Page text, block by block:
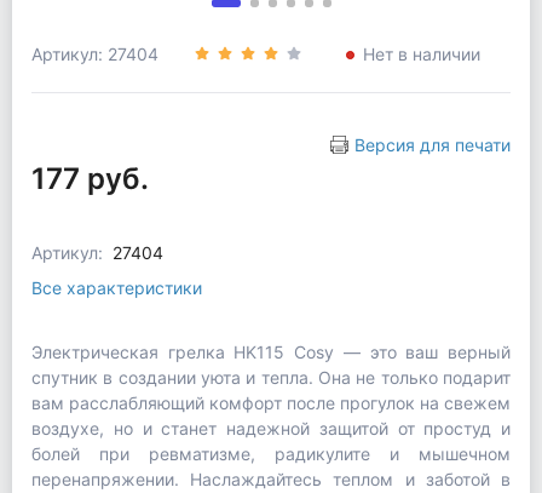
Артикул: 27404 Нет в наличии
Версия для печати
177 руб.
Артикул: 27404
Все характеристики
Электрическая грелка HK115 Cosy — это ваш верный
спутник в создании уюта и тепла. Она не только подарит
вам расслабляющий комфорт после прогулок на свежем
воздухе, но и станет надежной защитой от простуд и
болей при ревматизме, радикулите и мышечном
перенапряжении. Наслаждайтесь теплом и заботой в